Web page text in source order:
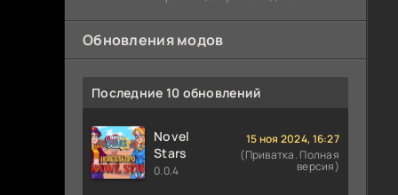
Обновления модов
Последние 10 обновлений
Novel
Stars
0.0.4
15 ноя 2024, 16:27
(Приватка. Полная
версия)